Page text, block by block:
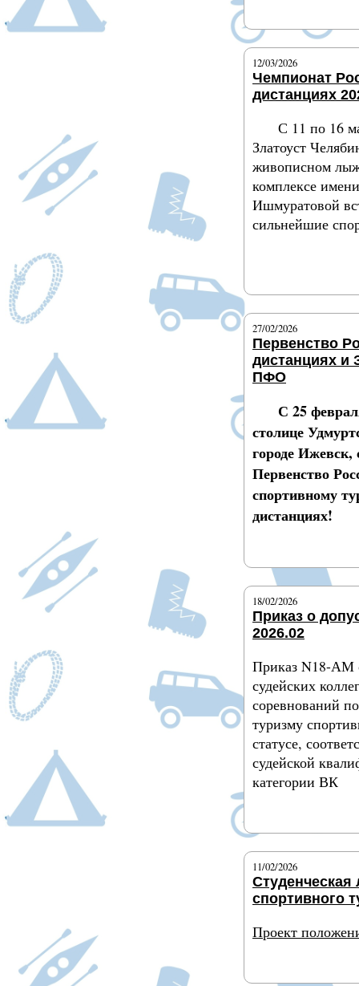
12/03/2026
Чемпионат
дистанциях
С 11 по 16
Златоуст
живописном
комплексе
Ишмуратовой
сильнейшие
27/02/2026
Первенство
дистанциях и
ПФО
С 25
столице
городе Ижевск,
Первенство
спортивному
дистанциях!
18/02/2026
Приказ о
2026.02
Приказ N18-АМ
судейских
соревнований
туризму
статусе,
судейской
категории ВК
11/02/2026
Студенческая
спортивного
Проект